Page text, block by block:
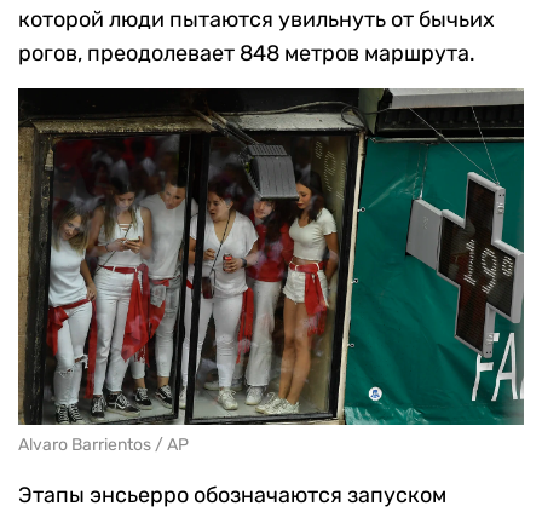
которой люди пытаются увильнуть от бычьих
рогов, преодолевает 848 метров маршрута.
Alvaro Barrientos / AP
Этапы энсьерро обозначаются запуском